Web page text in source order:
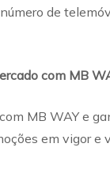
de
com MB
MB WAY e
em vigor e